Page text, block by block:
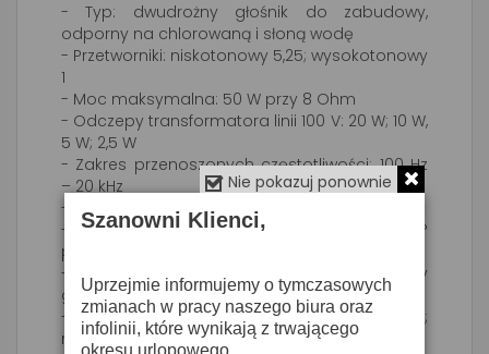
- Typ: dwudrożny głośnik do zabudowy,
odporny na chlorowaną i słoną wodę
- Przetworniki: niskotonowy 5,25; wysokotonowy
1
- Moc maksymalna: 50 W przy 8 Ohm
- Odczepy transformatora linii 100 V: 20 W; 10 W,
5 W; 2,5 W
- Zakres przenoszonych częstotliwości: 100 Hz
– 20 kHz
- Efektywność: 85 dB / 1 W / 1 m
- Rozpraszanie dźwięku: 180° przy 1 kHz; 120°
przy 4 kHz i 8 kHz
- Wbudowany filtr górnoprzepustowy przy
głośniku wysokotonowym
- Materiał: obudowa: tworzywo ABS;
maskownica: stal nierdzewna
Nie pokazuj ponownie
Szanowni Klienci,
Uprzejmie informujemy o tymczasowych
zmianach w pracy naszego biura oraz
infolinii, które wynikają z trwającego
okresu urlopowego.